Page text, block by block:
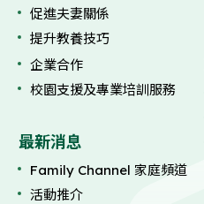
促進夫妻關係
提升教養技巧
企業合作
校園支援及專業培訓服務
最新消息
Family Channel 家庭頻道
活動推介